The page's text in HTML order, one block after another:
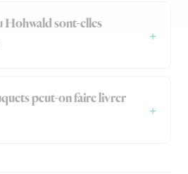
Hohwald sont-elles
peut-on faire livrer